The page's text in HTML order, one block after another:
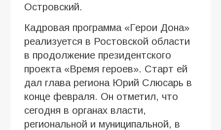
Островский.
Кадровая программа «Герои Дона»
реализуется в Ростовской области
в продолжение президентского
проекта «Время героев». Старт ей
дал глава региона Юрий Слюсарь в
конце февраля. Он отметил, что
сегодня в органах власти,
региональной и муниципальной, в